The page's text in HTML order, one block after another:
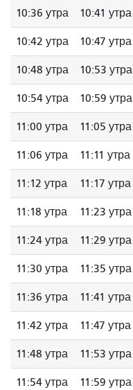
10:36 утра 10:41 утра
10:42 утра 10:47 утра
10:48 утра 10:53 утра
10:54 утра 10:59 утра
11:00 утра 11:05 утра
11:06 утра 11:11 утра
11:12 утра 11:17 утра
11:18 утра 11:23 утра
11:24 утра 11:29 утра
11:30 утра 11:35 утра
11:36 утра 11:41 утра
11:42 утра 11:47 утра
11:48 утра 11:53 утра
11:54 утра 11:59 утра